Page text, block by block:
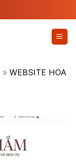
» WEBSITE HOA